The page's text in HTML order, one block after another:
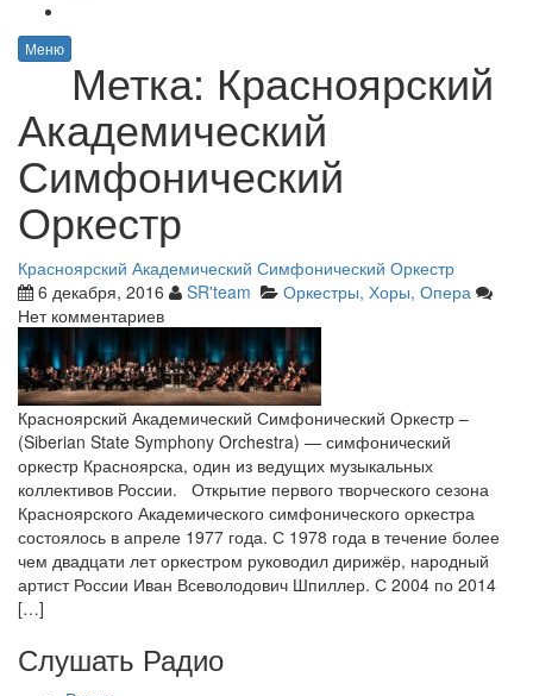
Меню
Метка: Красноярский
Академический
Симфонический
Оркестр
Красноярский Академический Симфонический Оркестр
6 декабря, 2016
SR'team
Оркестры, Хоры, Опера
Нет комментариев
Красноярский Академический Симфонический Оркестр –
(Siberian State Symphony Orchestra) — симфонический
оркестр Красноярска, один из ведущих музыкальных
коллективов России. Открытие первого творческого сезона
Красноярского Академического симфонического оркестра
состоялось в апреле 1977 года. С 1978 года в течение более
чем двадцати лет оркестром руководил дирижёр, народный
артист России Иван Всеволодович Шпиллер. С 2004 по 2014
[…]
Слушать Радио